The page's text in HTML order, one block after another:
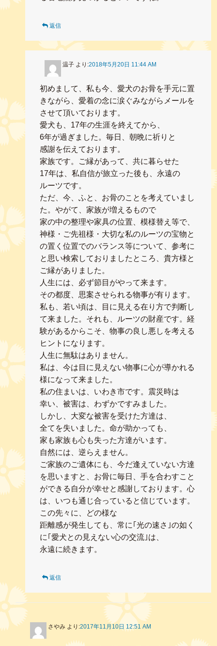
返信
温子 より:2018年5月20日 11:44 AM
初めまして、私も今、愛犬のお骨を手元に置
きながら、愛着の念に涙ぐみながらメールを
させて頂いております。
愛犬も、17年の生涯を終えてから、
6年が過ぎました。毎日、朝晩に祈りと
感謝を伝えております。
家族です。ご縁があって、共に暮らせた
17年は、私自信が旅立った後も、永遠の
ルーツです。
ただ、今、ふと、お骨のことを考えていまし
た。やがて、家族が増えるもので
家の中の整理や家具の位置、模様替え等で、
神様・ご先祖様・大切な私のルーツの宝物と
の置く位置でのバランス等について、参考に
と思い検索しておりましたところ、貴方様と
ご縁がありました。
人生には、必ず節目がやって来ます。
その都度、思案させられる物事が有ります。
私も、若い頃は、目に見える在り方で判断し
て来ました。それも、ルーツの財産です。経
験があるからこそ、物事の良し悪しを考える
ヒントになります。
人生に無駄はありません。
私は、今は目に見えない物事に心が導かれる
様になって来ました。
私の住まいは、いわき市です。震災時は
幸い、被害は、わずかですみました。
しかし、大変な被害を受けた方達は、
全てを失いました。命が助かっても、
家も家族も心も失った方達がいます。
自然には、逆らえません。
ご家族のご遺体にも、今だ逢えていない方達
を思いますと、お骨に毎日、手を合わすこと
ができる自分が幸せと感謝しております。心
は、いつも通じ合っていると信じています。
この先々に、どの様な
距離感が発生しても、常に｢光の速さ｣の如く
に｢愛犬との見えない心の交流｣は、
永遠に続きます。
返信
さやみ より:2017年11月10日 12:51 AM